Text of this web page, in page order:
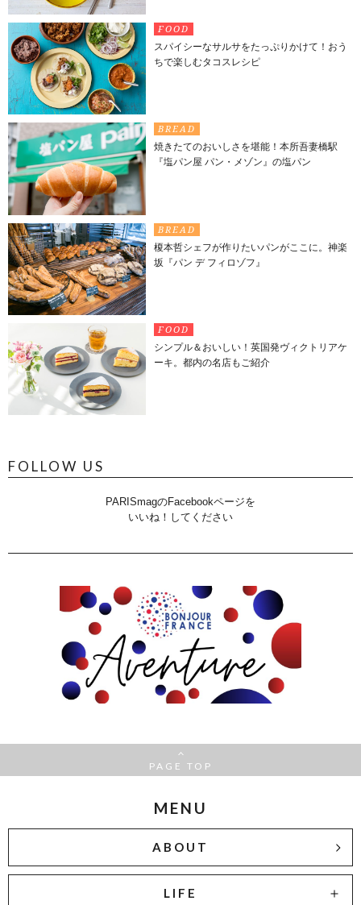
FOOD
スパイシーなサルサをたっぷりかけて！おう
ちで楽しむタコスレシピ
BREAD
焼きたてのおいしさを堪能！本所吾妻橋駅
『塩パン屋 パン・メゾン』の塩パン
BREAD
榎本哲シェフが作りたいパンがここに。神楽
坂『パン デ フィロゾフ』
FOOD
シンプル＆おいしい！英国発ヴィクトリアケ
ーキ。都内の名店もご紹介
FOLLOW US
PARISmagのFacebookページを
いいね！してください
PAGE TOP
MENU
ABOUT
LIFE